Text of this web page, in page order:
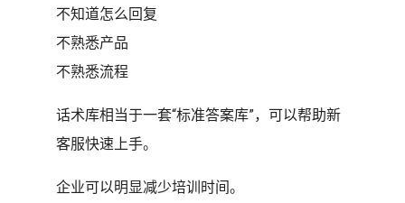
不知道怎么回复
不熟悉产品
不熟悉流程
话术库相当于一套“标准答案库”，可以帮助新
客服快速上手。
企业可以明显减少培训时间。